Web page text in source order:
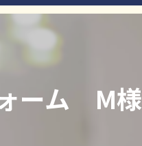
ォームのポイント
ーム M